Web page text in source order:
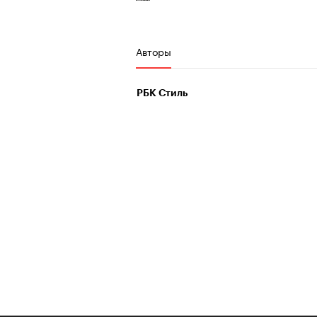
Авторы
РБК Стиль